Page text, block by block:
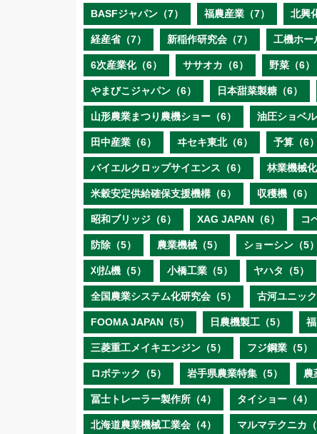
BASFジャパン（7） 福農産業（7） 北興
経産省（7） 新稲作研究会（7） 工機ホー
6次産業化（6） ササオカ（6） 野菜（6）
やまびこジャパン（6） 日本甜菜製糖（6）
山形農業まつり農機ショー（6） 油圧ショベル
田中産業（6） ヰセキ東北（6） 予算（6）
バイエルクロップサイエンス（6） 林業機械化
米穀安定供給確保支援機構（6） 収穫機（6）
昭和ブリッジ（6） XAG JAPAN（6） コ
防除（5） 農業機械（5） ショーシン（5）
刈払機（5） 小橋工業（5） ヤハタ（5）
全国農業システム化研究会（5） 古河ユニック
FOOMA JAPAN（5） 日農機製工（5）
三菱重工メイキエンジン（5） フジ鋼業（5）
ロボテック（5） 岩手県農業特集（5） 農
冨士トレーラー製作所（4） タイショー（4）
北海道農業機械工業会（4） マルマテクニカ（